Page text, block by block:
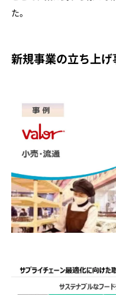
た。
新規事業の立ち上